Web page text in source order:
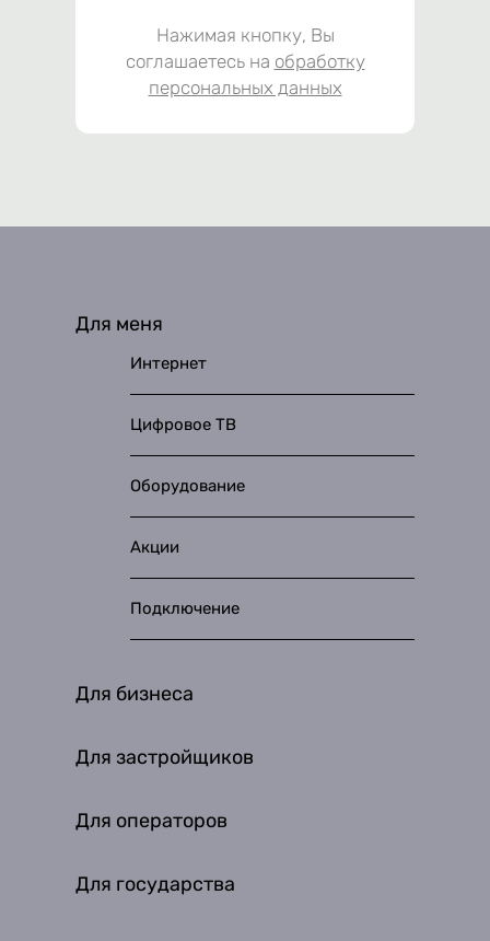
Нажимая кнопку, Вы
соглашаетесь на обработку
персональных данных
Для меня
Интернет
Цифровое ТВ
Оборудование
Акции
Подключение
Для бизнеса
Для застройщиков
Для операторов
Для государства